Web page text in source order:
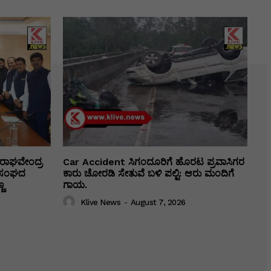
ಸಂಘದ
Car Accident ಸಿಗಂದೂರಿಗೆ ಹೊರಟ ಪ್ರವಾಸಿಗರ
ಕಾರು ಚೋರಡಿ ಸೇತುವೆ ಬಳಿ ಪಲ್ಟಿ: ಆರು ಮಂದಿಗೆ
ಗಾಯ.
Klive News - August 7, 2026